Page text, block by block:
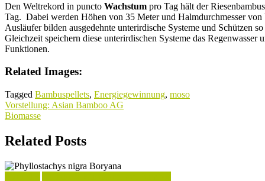
Den Weltrekord in puncto Wachstum pro Tag hält der
Tag. Dabei werden Höhen von 35 Meter und Halmdurchmesser
Ausläufer bilden ausgedehnte unterirdische Systeme und Schützen
Gleichzeit speichern diese unterirdischen Systeme das
Funktionen.
Related Images:
Tagged Bambuspellets, Energiegewinnung, moso
Beitragsnavigation
Vorstellung: Asian Bamboo AG
Biomasse
Related Posts